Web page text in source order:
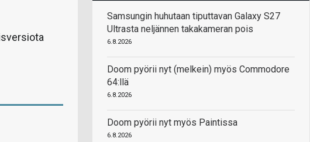
Samsungin huhutaan tiputtavan Galaxy S27
Ultrasta neljännen takakameran pois
6.8.2026
Doom pyörii nyt (melkein) myös Commodore
64:llä
6.8.2026
Doom pyörii nyt myös Paintissa
6.8.2026